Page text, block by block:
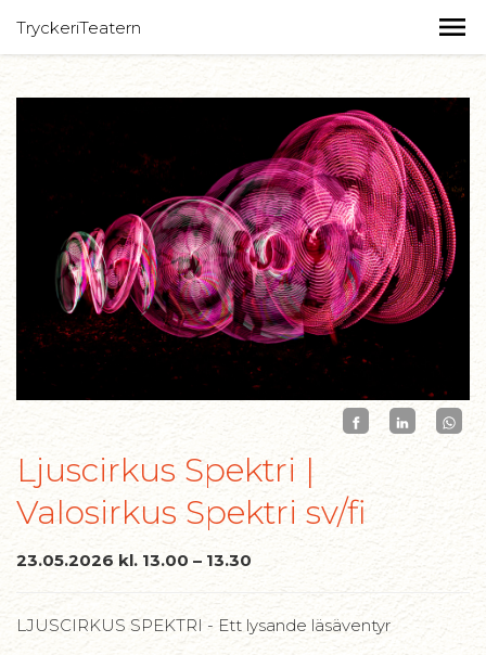
TryckeriTeatern
Ljuscirkus Spektri |
Valosirkus Spektri sv/fi
23.05.2026 kl. 13.00 – 13.30
LJUSCIRKUS SPEKTRI - Ett lysande läsäventyr